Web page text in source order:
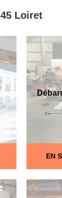
45 Loiret
EN